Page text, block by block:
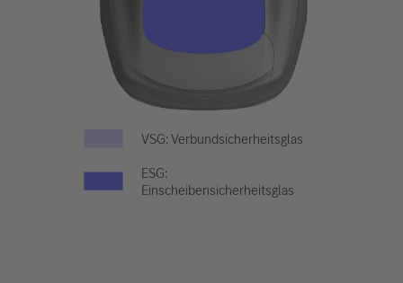
VSG: Verbundsicherheitsglas
ESG:
Einscheibensicherheitsglas